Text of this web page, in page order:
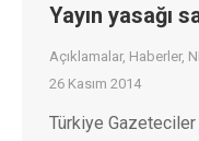
Yayın yasağı
Açıklamalar, Haberler,
26 Kasım 2014
Türkiye Gazeteciler